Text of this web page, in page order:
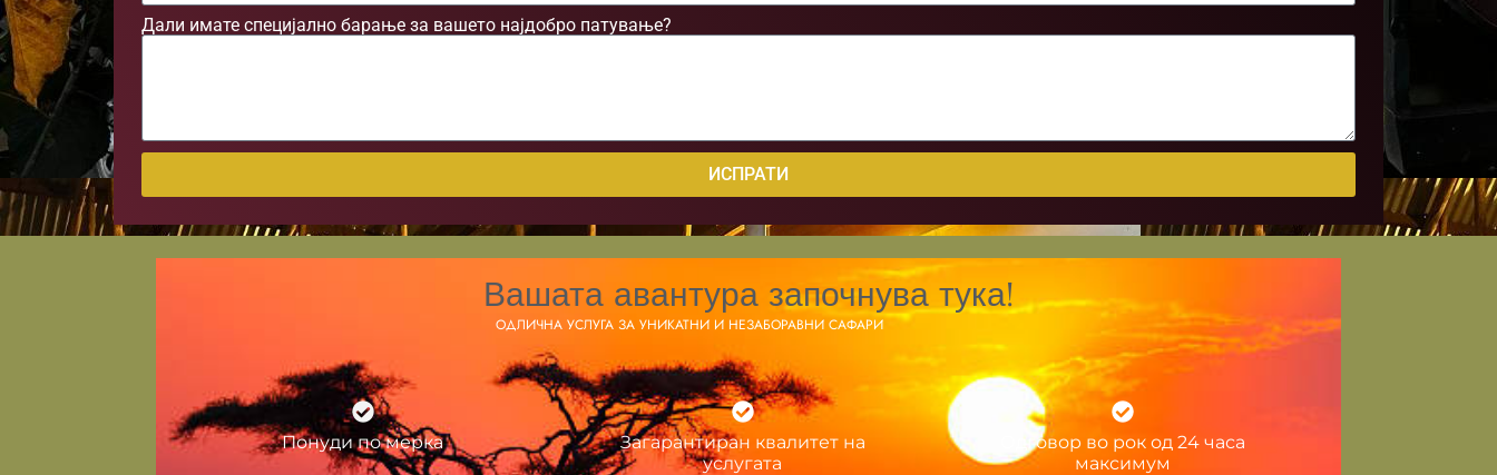
Дали имате специјално барање за вашето најдобро патување?
ИСПРАТИ
Вашата авантура започнува тука!
ОДЛИЧНА УСЛУГА ЗА УНИКАТНИ И НЕЗАБОРАВНИ САФАРИ
Понуди по мерка
Загарантиран квалитет на
услугата
Одговор во рок од 24 часа
максимум